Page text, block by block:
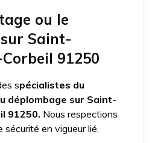
ou le
Saint-
91250
spécialistes du
déplombage sur Saint-
91250. Nous respections
en vigueur lié.